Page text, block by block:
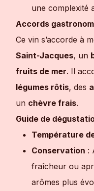
une complexité
Accords
Ce vin s’accorde à
Saint-Jacques, un
fruits de mer. Il
légumes rôtis, des
un chèvre frais.
Guide de
Température
Conservation :
fraîcheur ou
arômes plus